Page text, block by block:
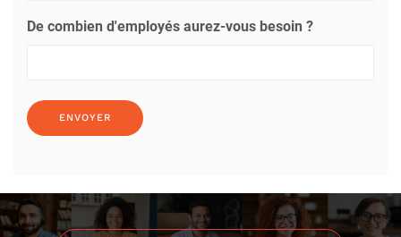
De combien d'employés aurez-vous besoin ?